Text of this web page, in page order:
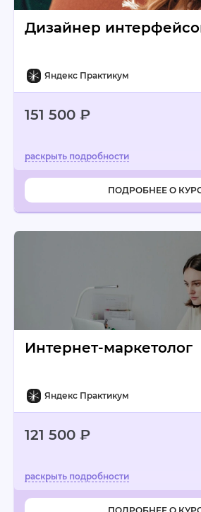
Дизайнер
Яндекс Практикум
151 500 ₽
ПОДРОБНЕЕ О
Интернет-маркетолог
Яндекс Практикум
121 500 ₽